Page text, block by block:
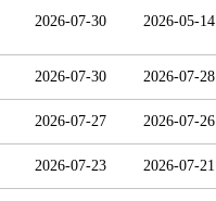
2026-07-30 2026-05-14
2026-07-30 2026-07-28
2026-07-27 2026-07-26
2026-07-23 2026-07-21